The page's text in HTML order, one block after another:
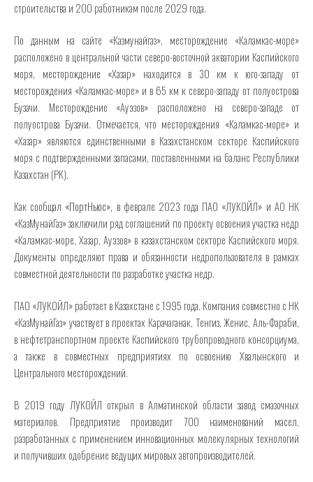
строительства и 200 работникам после 2029 года.
По данным на сайте «Казмунайгаз», месторождение «Каламкас-море»
расположено в центральной части северо-восточной акватории Каспийского
моря, месторождение «Хазар» находится в 30 км к юго-западу от
месторождения «Каламкас-море» и в 65 км к северо-западу от полуострова
Бузачи. Месторождение «Ауэзов» расположено на северо-западе от
полуострова Бузачи. Отмечается, что месторождения «Каламкас-море» и
«Хазар» являются единственными в Казахстанском секторе Каспийского
моря с подтвержденными запасами, поставленными на баланс Республики
Казахстан (РК).
Как сообщал «ПортНьюс», в феврале 2023 года ПАО «ЛУКОЙЛ» и АО НК
«КазМунайГаз» заключили ряд соглашений по проекту освоения участка недр
«Каламкас-море, Хазар, Ауэзов» в казахстанском секторе Каспийского моря.
Документы определяют права и обязанности недропользователя в рамках
совместной деятельности по разработке участка недр.
ПАО «ЛУКОЙЛ» работает в Казахстане с 1995 года. Компания совместно с НК
«КазМунайГаз» участвует в проектах Карачаганак, Тенгиз, Женис, Аль-Фараби,
в нефтетранспортном проекте Каспийского трубопроводного консорциума,
а также в совместных предприятиях по освоению Хвалынского и
Центрального месторождений.
В 2019 году ЛУКОЙЛ открыл в Алматинской области завод смазочных
материалов. Предприятие производит 700 наименований масел,
разработанных с применением инновационных молекулярных технологий
и получивших одобрение ведущих мировых автопроизводителей.